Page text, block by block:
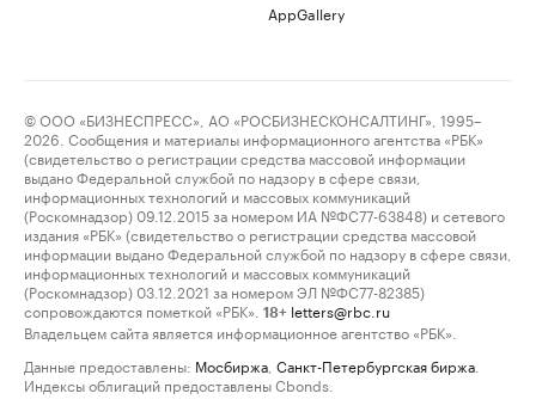
AppGallery
© ООО «БИЗНЕСПРЕСС», АО «РОСБИЗНЕСКОНСАЛТИНГ», 1995–
2026. Сообщения и материалы информационного агентства «РБК»
(свидетельство о регистрации средства массовой информации
выдано Федеральной службой по надзору в сфере связи,
информационных технологий и массовых коммуникаций
(Роскомнадзор) 09.12.2015 за номером ИА №ФС77-63848) и сетевого
издания «РБК» (свидетельство о регистрации средства массовой
информации выдано Федеральной службой по надзору в сфере связи,
информационных технологий и массовых коммуникаций
(Роскомнадзор) 03.12.2021 за номером ЭЛ №ФС77-82385)
сопровождаются пометкой «РБК».
18+ letters@rbc.ru
Владельцем сайта является информационное агентство «РБК».
Данные предоставлены: Мосбиржа Санкт-Петербургская биржа
Индексы облигаций предоставлены Cbonds.